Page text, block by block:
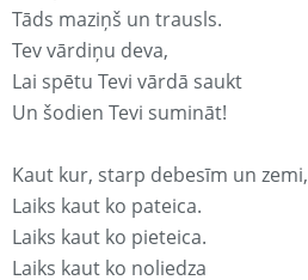
Tāds maziņš un trausls.
Tev vārdiņu deva,
Lai spētu Tevi vārdā saukt
Un šodien Tevi sumināt!
Kaut kur, starp debesīm un zemi,
Laiks kaut ko pateica.
Laiks kaut ko pieteica.
Laiks kaut ko noliedza